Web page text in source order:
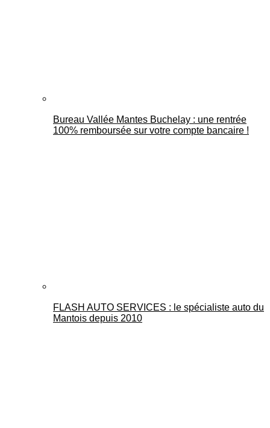
Bureau Vallée Mantes Buchelay : une rentrée
100% remboursée sur votre compte bancaire !
FLASH AUTO SERVICES : le spécialiste auto du
Mantois depuis 2010